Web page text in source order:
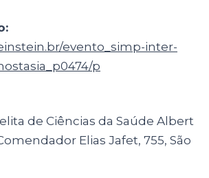
evento_simp-inter-
p
de Ciências da Saúde Albert
Elias Jafet, 755, São